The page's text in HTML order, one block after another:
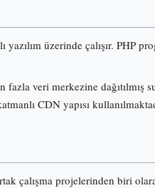
yazılım üzerinde çalışır. PHP
fazla veri merkezine
CDN yapısı
çalışma projelerinden biri